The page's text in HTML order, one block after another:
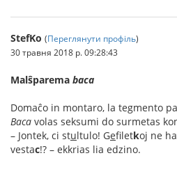
StefKo (Переглянути профіль)
30 травня 2018 р. 09:28:43
Malŝparema baca
Domaĉo in montaro, la tegmento
Baca volas seksumi do surmetas
– Jontek, ci stultulo! Gefiletkoj ne
vestac!? – ekkrias lia edzino.